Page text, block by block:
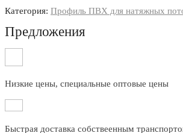
Категория: Профиль ПВХ для натяжных
Предложения
Низкие цены, специальные оптовые цены
Быстрая доставка собствеенным